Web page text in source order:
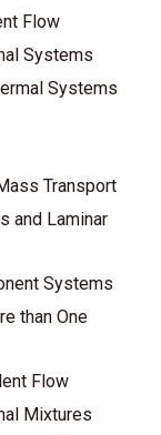
Flow
Systems
Systems
Transport
and Laminar
Systems
than One
Flow
Mixtures